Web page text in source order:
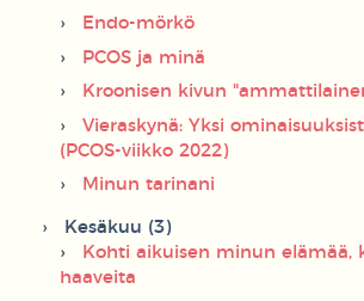
Endo-mörkö
PCOS ja minä
Kroonisen kivun
Vieraskynä: Yksi
(PCOS-viikko 2022)
Minun tarinani
Kesäkuu (3)
Kohti aikuisen minun elämää,
haaveita